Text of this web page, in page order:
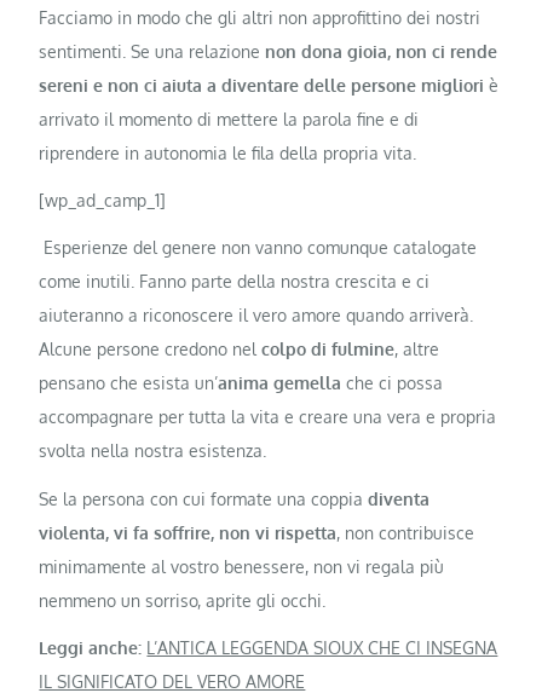
Facciamo in modo che gli altri non approfittino dei nostri
sentimenti. Se una relazione non dona gioia, non ci rende
sereni e non ci aiuta a diventare delle persone migliori è
arrivato il momento di mettere la parola fine e di
riprendere in autonomia le fila della propria vita.
[wp_ad_camp_1]
Esperienze del genere non vanno comunque catalogate
come inutili. Fanno parte della nostra crescita e ci
aiuteranno a riconoscere il vero amore quando arriverà.
Alcune persone credono nelcolpo di fulmine, altre
pensano che esista un’anima gemella che ci possa
accompagnare per tutta la vita e creare una vera e propria
svolta nella nostra esistenza.
Se la persona con cui formate una coppiadiventa
violenta, vi fa soffrire, non vi rispetta, non contribuisce
minimamente al vostro benessere, non vi regala più
nemmeno un sorriso, aprite gli occhi.
Leggi anche: L’ANTICA LEGGENDA SIOUX CHE CI INSEGNA
IL SIGNIFICATO DEL VERO AMORE